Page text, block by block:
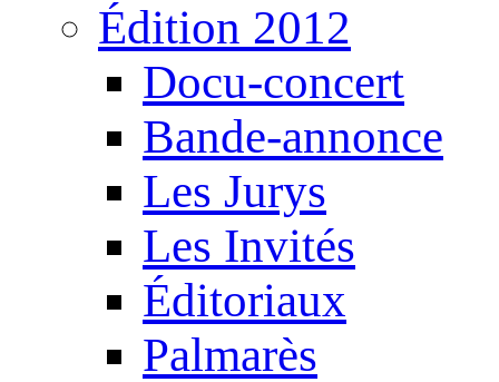
Édition 2012
Docu-concert
Bande-annonce
Les Jurys
Les Invités
Éditoriaux
Palmarès